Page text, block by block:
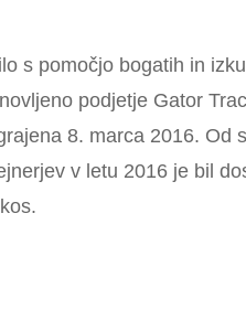
s pomočjo bogatih in
podjetje Gator
8. marca 2016. Od
v letu 2016 je bil